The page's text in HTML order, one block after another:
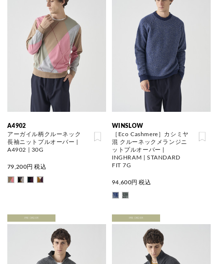
A4902
アーガイル柄クルーネック
長袖ニットプルオーバー |
A4902 | 30G
79,200円 税込
WINSLOW
［Eco Cashmere］カシミヤ
混 クルーネックメランジニ
ットプルオーバー |
INGHRAM | STANDARD
FIT 7G
94,600円 税込
PRE ORDER PRE ORDER